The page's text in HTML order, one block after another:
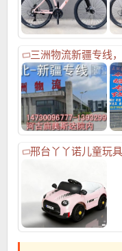
三洲物流新疆专线，河北到新疆全境，三洲物流新疆专线，乌鲁木齐 14730096777,13932999877喀什和田15031906886伊利15175970889阿克苏13931902175，成立于
邢台丫丫诺儿童玩具